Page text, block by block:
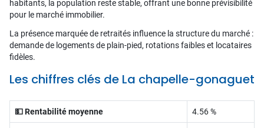
habitants, la population reste stable, offrant une bonne prévisibilité
pour le marché immobilier.
La présence marquée de retraités influence la structure du marché :
demande de logements de plain-pied, rotations faibles et locataires
fidèles.
Les chiffres clés de La chapelle-gonaguet
💵 Rentabilité moyenne 4.56 %